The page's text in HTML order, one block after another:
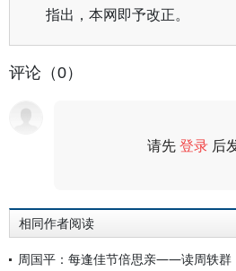
指出，本网即予改正。
评论（0）
请先登录 后
相同作者阅读
周国平：每逢佳节倍思亲——读周轶群